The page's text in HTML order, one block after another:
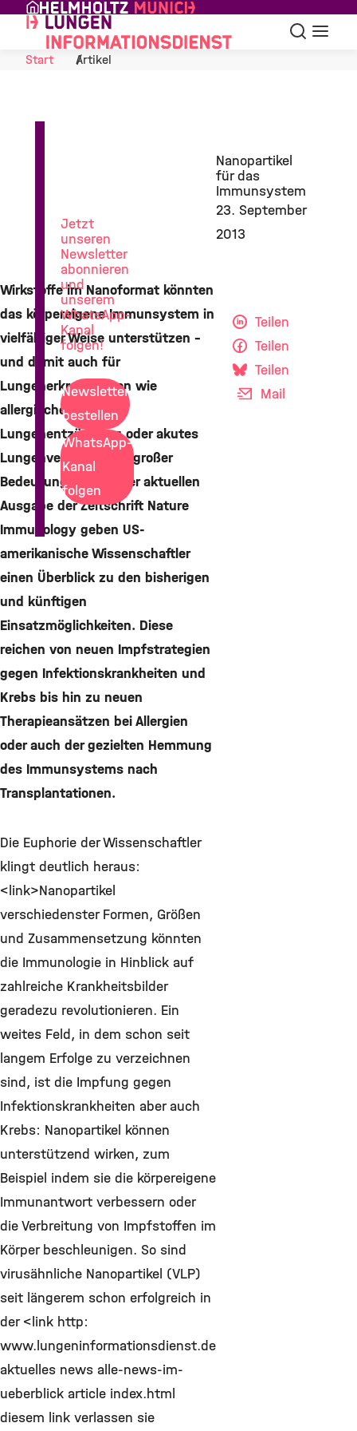
Skip to Content
Suche
Start
Artikel
Nanopartikel
für das
Immunsystem
23. September
2013
Wirkstoffe im Nanoformat könnten
das körpereigene Immunsystem in
vielfältiger Weise unterstützen –
und damit auch für
Lungenerkrankungen wie
allergisches Asthma,
Lungenentzündung oder akutes
Lungenversagen von großer
Bedeutung sein. In der aktuellen
Ausgabe der Zeitschrift Nature
Immunology geben US-
amerikanische Wissenschaftler
einen Überblick zu den bisherigen
und künftigen
Einsatzmöglichkeiten. Diese
reichen von neuen Impfstrategien
gegen Infektionskrankheiten und
Krebs bis hin zu neuen
Therapieansätzen bei Allergien
oder auch der gezielten Hemmung
des Immunsystems nach
Transplantationen.
Die Euphorie der Wissenschaftler
klingt deutlich heraus:
<link>Nanopartikel
verschiedenster Formen, Größen
und Zusammensetzung könnten
die Immunologie in Hinblick auf
zahlreiche Krankheitsbilder
geradezu revolutionieren. Ein
weites Feld, in dem schon seit
langem Erfolge zu verzeichnen
sind, ist die Impfung gegen
Infektionskrankheiten aber auch
Krebs: Nanopartikel können
unterstützend wirken, zum
Beispiel indem sie die körpereigene
Immunantwort verbessern oder
die Verbreitung von Impfstoffen im
Körper beschleunigen. So sind
virusähnliche Nanopartikel (VLP)
seit längerem schon erfolgreich in
der <link http:
www.lungeninformationsdienst.de
aktuelles news alle-news-im-
ueberblick article index.html
diesem link verlassen sie
Teilen
Teilen
Teilen
Mail
Jetzt
unseren
Newsletter
abonnieren
und
unserem
WhatsApp-
Kanal
folgen!
Newsletter
bestellen
WhatsApp-
Kanal
folgen